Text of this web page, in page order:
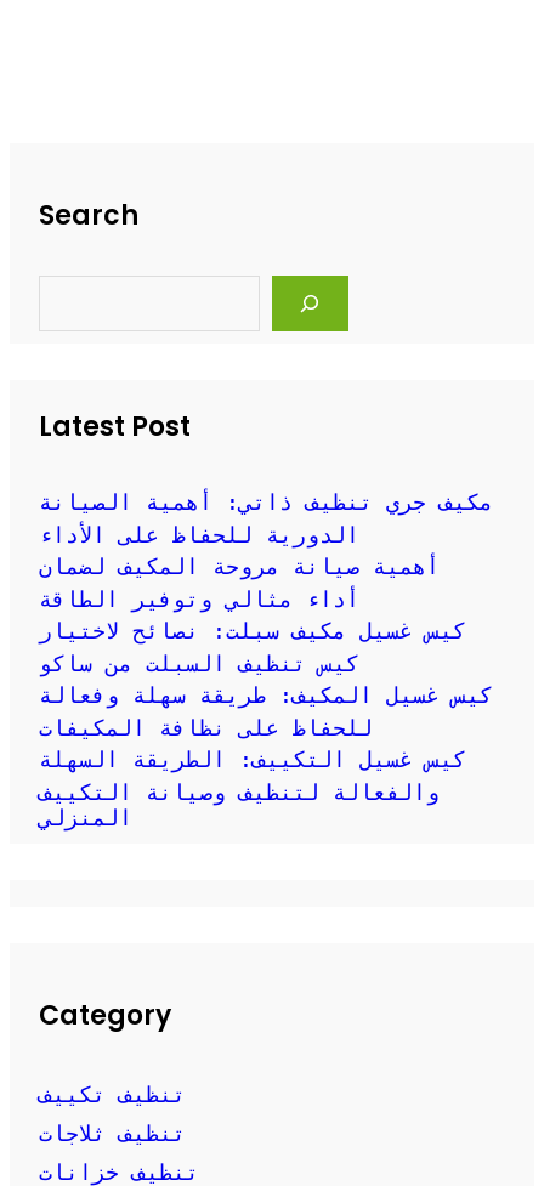
Search
Latest Post
مكيف جري تنظيف ذاتي: أهمية الصيانة
الدورية للحفاظ على الأداء
أهمية صيانة مروحة المكيف لضمان
أداء مثالي وتوفير الطاقة
كيس غسيل مكيف سبلت: نصائح لاختيار
كيس تنظيف السبلت من ساكو
كيس غسيل المكيف: طريقة سهلة وفعالة
للحفاظ على نظافة المكيفات
كيس غسيل التكييف: الطريقة السهلة
والفعالة لتنظيف وصيانة التكييف
المنزلي
Category
تنظيف تكييف
تنظيف ثلاجات
تنظيف خزانات